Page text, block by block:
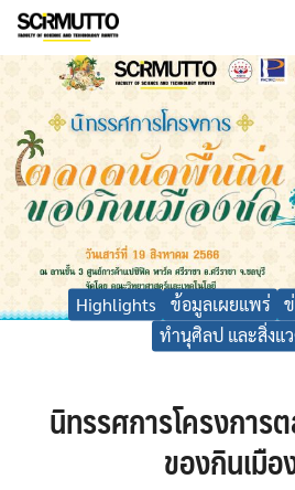
Skip
content
Search
Highlights ข้อมูลเผยแพร่
ทำนุศิลป และสิ่งแ
นิทรรศการโครงกา
ของกินเมือ